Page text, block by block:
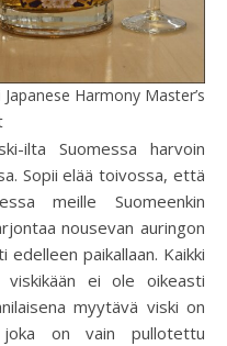
Harmony Master’s
ilta Suomessa harvoin
Sopii elää toivossa, että
meille Suomeenkin
nousevan auringon
paikallaan. Kaikki
viskikään ei ole oikeasti
myytävä viski on
joka on vain pullotettu